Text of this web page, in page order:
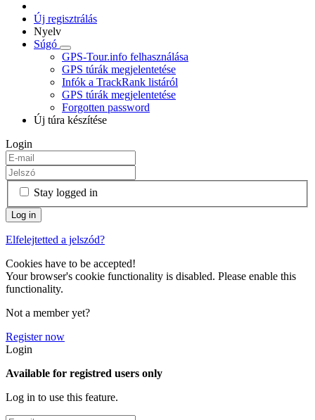
Új regisztrálás
Nyelv
Súgó
GPS-Tour.info felhasználása
GPS túrák megjelentetése
Infók a TrackRank listáról
GPS túrák megjelentetése
Forgotten password
Új túra készítése
Login
Stay logged in
Elfelejtetted a jelszód?
Cookies have to be accepted!
Your browser's cookie functionality is disabled. Please enable this
functionality.
Not a member yet?
Register now
Login
Available for registred users only
Log in to use this feature.